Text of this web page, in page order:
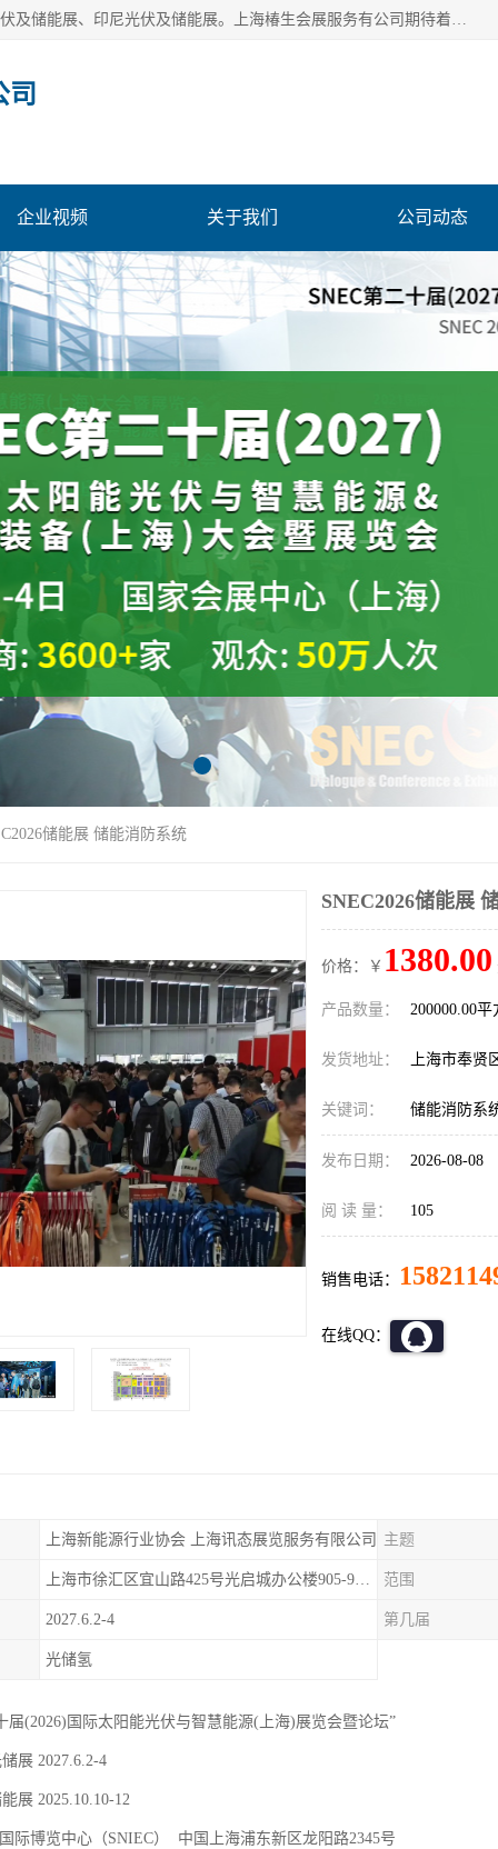
上海椿生会展服务有公司，上海SNEC光伏及储能展/墨西哥光伏及储能展、印尼光伏及储能展。上海椿生会展服务有公司期待着相关业者聚首我们的新能源平台，从产业的视野、以问题为导向，一起把脉中国、亚洲及世界太阳能光伏及储能市场。
司
企业视频 关于我们 公司动态
储能展 储能消防系统
SNEC2026储能展
价格：￥ 1380.00
产品数量： 200000.00平
发货地址： 上海市奉
关键词： 储能消防系
发布日期： 2026-08-08
阅 读 量： 105
销售电话：
在线QQ：
上海新能源行业协会 上海讯态展览服务有限公司 主题
上海市徐汇区宜山路425号光启城办公楼905-907室 范围
2027.6.2-4 第几届
光储氢
届(2026)国际太阳能光伏与智慧能源(上海)展览会暨论坛”
展 2027.6.2-4
展 2025.10.10-12
际博览中心（SNIEC） 中国上海浦东新区龙阳路2345号